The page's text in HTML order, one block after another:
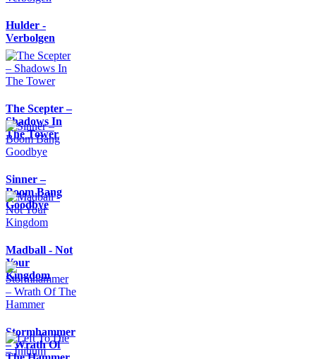
Hulder -
Verbolgen
The Scepter –
Shadows In
The Tower
Sinner –
Boom Bang
Goodbye
Madball - Not
Your
Kingdom
Stormhammer
– Wrath Of